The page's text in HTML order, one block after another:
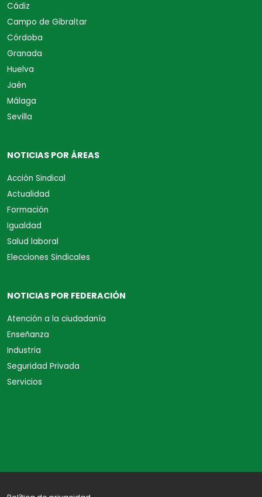
Cádiz
Campo de Gibraltar
Córdoba
Granada
Huelva
Jaén
Málaga
Sevilla
NOTICIAS POR ÁREAS
Acción Sindical
Actualidad
Formación
Igualdad
Salud laboral
Elecciones Sindicales
NOTICIAS POR FEDERACIÓN
Atención a la ciudadanía
Enseñanza
Industria
Seguridad Privada
Servicios